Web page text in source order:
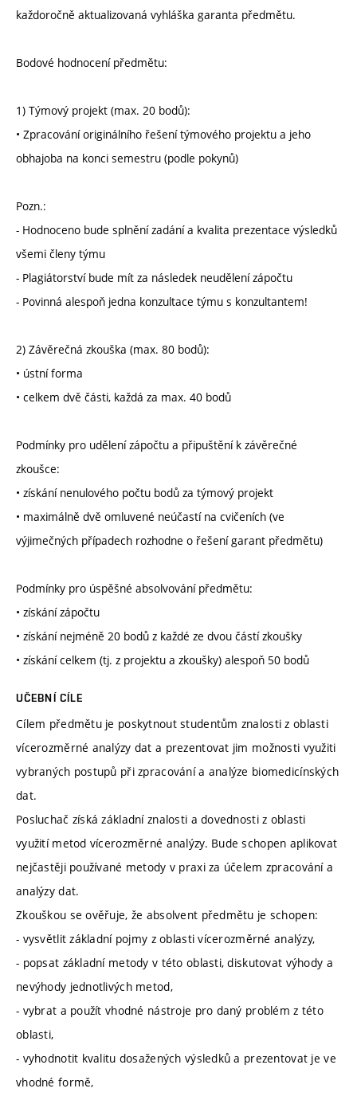
každoročně aktualizovaná vyhláška garanta předmětu.
Bodové hodnocení předmětu:
1) Týmový projekt (max. 20 bodů):
• Zpracování originálního řešení týmového projektu a jeho
obhajoba na konci semestru (podle pokynů)
Pozn.:
- Hodnoceno bude splnění zadání a kvalita prezentace výsledků
všemi členy týmu
- Plagiátorství bude mít za následek neudělení zápočtu
- Povinná alespoň jedna konzultace týmu s konzultantem!
2) Závěrečná zkouška (max. 80 bodů):
• ústní forma
• celkem dvě části, každá za max. 40 bodů
Podmínky pro udělení zápočtu a připuštění k závěrečné
zkoušce:
• získání nenulového počtu bodů za týmový projekt
• maximálně dvě omluvené neúčastí na cvičeních (ve
výjimečných případech rozhodne o řešení garant předmětu)
Podmínky pro úspěšné absolvování předmětu:
• získání zápočtu
• získání nejméně 20 bodů z každé ze dvou částí zkoušky
• získání celkem (tj. z projektu a zkoušky) alespoň 50 bodů
UČEBNÍ CÍLE
Cílem předmětu je poskytnout studentům znalosti z oblasti
vícerozměrné analýzy dat a prezentovat jim možnosti využiti
vybraných postupů při zpracování a analýze biomedicínských
dat.
Posluchač získá základní znalosti a dovednosti z oblasti
využití metod vícerozměrné analýzy. Bude schopen aplikovat
nejčastěji používané metody v praxi za účelem zpracování a
analýzy dat.
Zkouškou se ověřuje, že absolvent předmětu je schopen:
- vysvětlit základní pojmy z oblasti vícerozměrné analýzy,
- popsat základní metody v této oblasti, diskutovat výhody a
nevýhody jednotlivých metod,
- vybrat a použít vhodné nástroje pro daný problém z této
oblasti,
- vyhodnotit kvalitu dosažených výsledků a prezentovat je ve
vhodné formě,